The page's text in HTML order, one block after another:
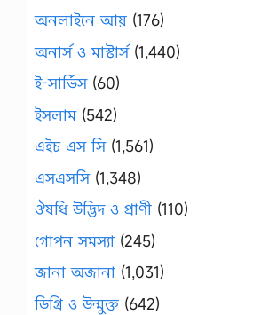
অনলাইনে আয় (176)
অনার্স ও মাস্টার্স(1,440)
ই-সার্ভিস(60)
ইসলাম(542)
এইচ এস সি(1,561)
এসএসসি(1,348)
ঔষধি উদ্ভিদ ও প্রাণী (110)
গোপন সমস্যা (245)
জানা অজানা (1,031)
ডিগ্রি ও উন্মুক্ত (642)